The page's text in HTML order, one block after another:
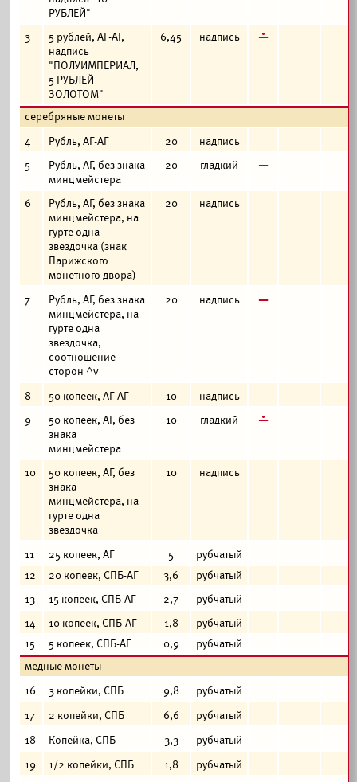
РУБЛЕЙ"
3
5 рублей, АГ-АГ,
надпись
"ПОЛУИМПЕРИАЛ,
5 РУБЛЕЙ
ЗОЛОТОМ"
6,45 надпись г
серебряные монеты
4
Рубль, АГ-АГ 20
надпись
5
Рубль, АГ, без знака
минцмейстера
20 гладкий в
6
Рубль, АГ, без знака
минцмейстера, на
гурте одна
звездочка (знак
Парижского
монетного двора)
20 надпись
7
Рубль, АГ, без знака
минцмейстера, на
гурте одна
звездочка,
соотношение
сторон ^v
20 надпись в
8 50 копеек, АГ-АГ 10
надпись
9
50 копеек, АГ, без
знака
минцмейстера
10 гладкий г
10
50 копеек, АГ, без
знака
минцмейстера, на
гурте одна
звездочка
10 надпись
11 25 копеек, АГ 5
рубчатый
12
20 копеек, СПБ-АГ 3,6
рубчатый
13
15 копеек, СПБ-АГ 2,7
рубчатый
14
10 копеек, СПБ-АГ 1,8
рубчатый
15
5 копеек, СПБ-АГ 0,9
рубчатый
медные монеты
16
3 копейки, СПБ 9,8
рубчатый
17
2 копейки, СПБ 6,6
рубчатый
18
Копейка, СПБ 3,3
рубчатый
19
1/2 копейки, СПБ 1,8
рубчатый